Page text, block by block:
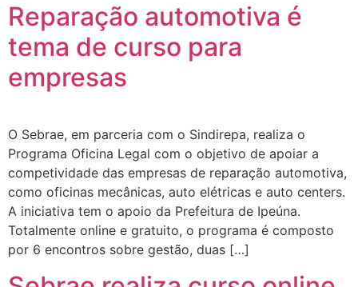
Reparação automotiva é
tema de curso para
empresas
O Sebrae, em parceria com o Sindirepa, realiza o
Programa Oficina Legal com o objetivo de apoiar a
competividade das empresas de reparação automotiva,
como oficinas mecânicas, auto elétricas e auto centers.
A iniciativa tem o apoio da Prefeitura de Ipeúna.
Totalmente online e gratuito, o programa é composto
por 6 encontros sobre gestão, duas […]